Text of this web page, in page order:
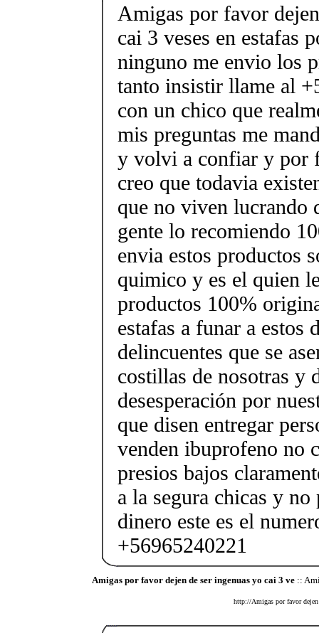
Amigas por favor
cai 3 veses en estafas
ninguno me envio los
tanto insistir llame al
con un chico que
mis preguntas me
y volvi a confiar y por
creo que todavia
que no viven lucrando
gente lo recomiendo
envia estos productos
quimico y es el quien
productos 100%
estafas a funar a estos
delincuentes que se
costillas de nosotras y
desesperación por
que disen entregar
venden ibuprofeno no
presios bajos
a la segura chicas y no
dinero este es el
+56965240221
Amigas por favor dejen de ser ingenuas yo cai 3 ve::
http://Amigas por favor dejen